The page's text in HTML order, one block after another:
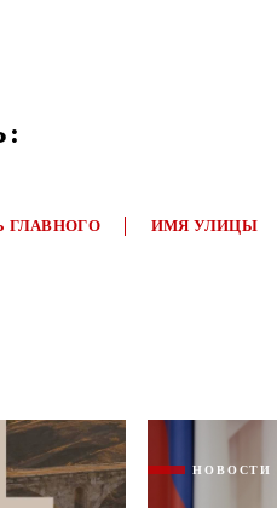
ГЛАВНОГО ИМЯ УЛИЦЫ
НОВОСТИ